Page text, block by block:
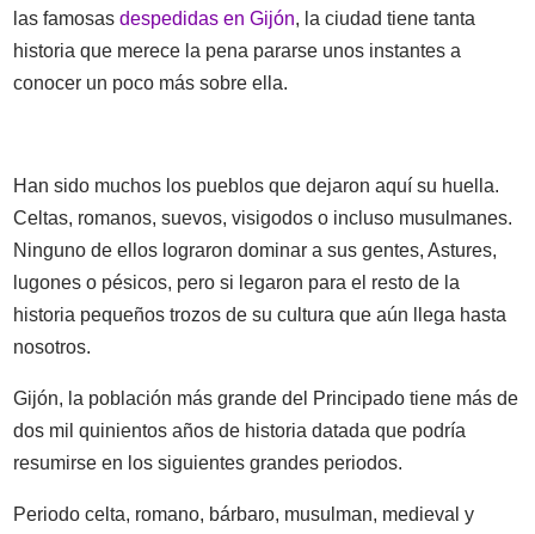
las famosasdespedidas en Gijón, la ciudad tiene tanta
historia que merece la pena pararse unos instantes a
conocer un poco más sobre ella.
Han sido muchos los pueblos que dejaron aquí su huella.
Celtas, romanos, suevos, visigodos o incluso musulmanes.
Ninguno de ellos lograron dominar a sus gentes, Astures,
lugones o pésicos, pero si legaron para el resto de la
historia pequeños trozos de su cultura que aún llega hasta
nosotros.
Gijón, la población más grande del Principado tiene más de
dos mil quinientos años de historia datada que podría
resumirse en los siguientes grandes periodos.
Periodo celta, romano, bárbaro, musulman, medieval y